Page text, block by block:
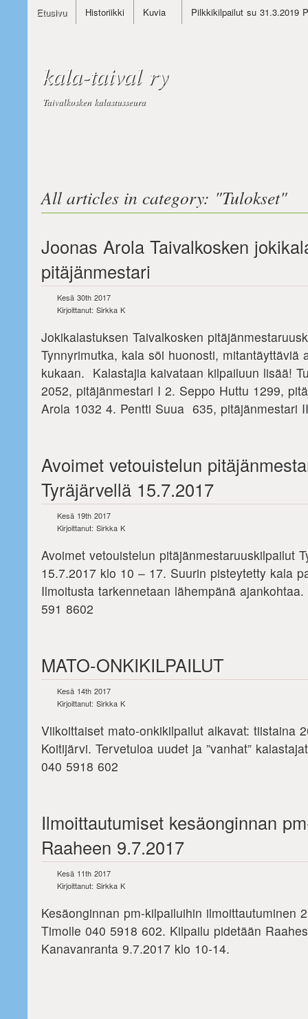
Etusivu Historiikki Kuvia Pilkkikilpailut su 31.3.2019
kala-taival ry
Taivalkosken kalastusseura
All articles in category: "Tulokset"
Joonas Arola Taivalkosken
pitäjänmestari
Kesä 30th 2017
Kirjoittanut: Sirkka K
Jokikalastuksen Taivalkosken
Tynnyrimutka, kala söi huonosti, mitantäyttäviä
kukaan. Kalastajia kaivataan kilpailuun lisää!
2052, pitäjänmestari I 2. Seppo Huttu 1299,
Arola 1032 4. Pentti Suua 635, pitäjänmestari
Avoimet vetouistelun
Tyräjärvellä 15.7.2017
Kesä 19th 2017
Kirjoittanut: Sirkka K
Avoimet vetouistelun pitäjänmestaruuskilpailut
15.7.2017 klo 10 – 17. Suurin pisteytetty kala
Ilmoitusta tarkennetaan lähempänä
591 8602
MATO-ONKIKILPAILUT
Kesä 14th 2017
Kirjoittanut: Sirkka K
Viikoittaiset mato-onkikilpailut alkavat: tiistaina
Koitijärvi. Tervetuloa uudet ja ”vanhat”
040 5918 602
Ilmoittautumiset kesäonginnan
Raaheen 9.7.2017
Kesä 11th 2017
Kirjoittanut: Sirkka K
Kesäonginnan pm-kilpailuihin ilmoittautuminen
Timolle 040 5918 602. Kilpailu pidetään
Kanavanranta 9.7.2017 klo 10-14.